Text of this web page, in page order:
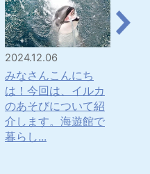
2024.12.06
みなさんこんにち
は！今回は、イルカ
のあそびについて紹
介します。海遊館で
暮らし...